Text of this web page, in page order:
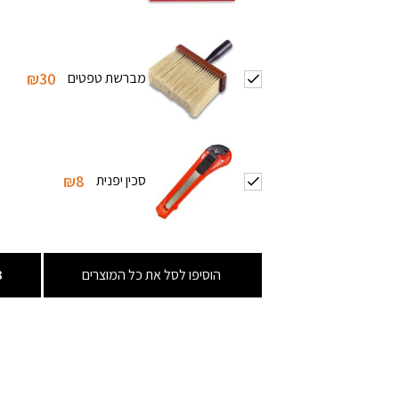
מברשת טפטים ₪30
סכין יפנית ₪8
הוסיפו לסל את כל המוצרים